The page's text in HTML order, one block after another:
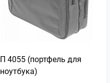
П 4055 (портфель для
ноутбука)